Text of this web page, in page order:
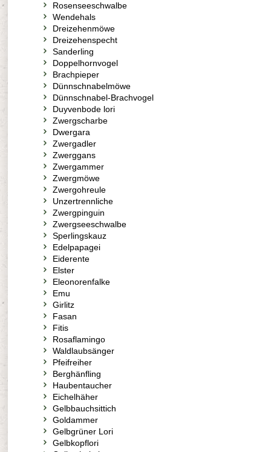
Rosenseeschwalbe
Wendehals
Dreizehenmöwe
Dreizehenspecht
Sanderling
Doppelhornvogel
Brachpieper
Dünnschnabelmöwe
Dünnschnabel-Brachvogel
Duyvenbode lori
Zwergscharbe
Dwergara
Zwergadler
Zwerggans
Zwergammer
Zwergmöwe
Zwergohreule
Unzertrennliche
Zwergpinguin
Zwergseeschwalbe
Sperlingskauz
Edelpapagei
Eiderente
Elster
Eleonorenfalke
Emu
Girlitz
Fasan
Fitis
Rosaflamingo
Waldlaubsänger
Pfeifreiher
Berghänfling
Haubentaucher
Eichelhäher
Gelbbauchsittich
Goldammer
Gelbgrüner Lori
Gelbkopflori